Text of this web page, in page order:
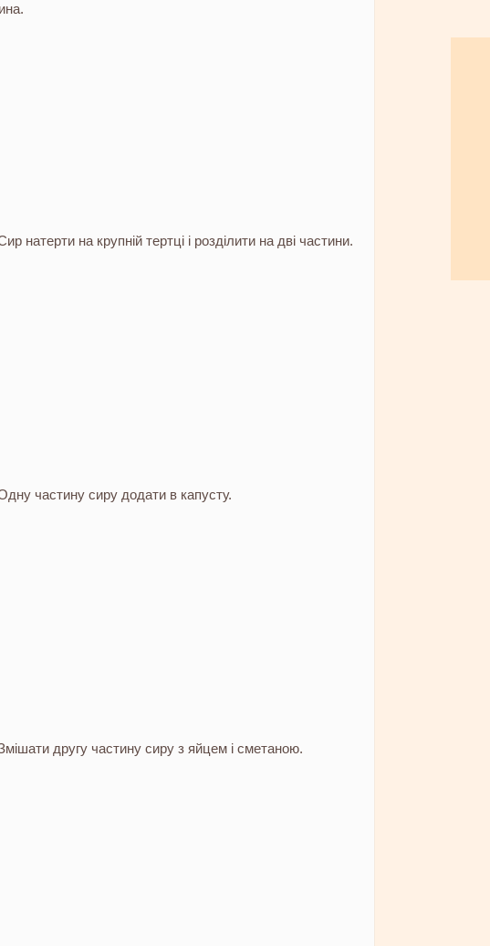
натерти на крупній тертці і розділити на дві частини.
частину сиру додати в капусту.
другу частину сиру з яйцем і сметаною.